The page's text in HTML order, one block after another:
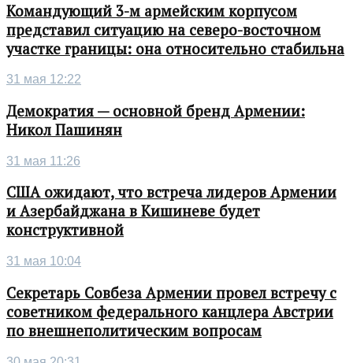
Командующий 3-м армейским корпусом
представил ситуацию на северо-восточном
участке границы: она относительно стабильна
31 мая 12:22
Демократия — основной бренд Армении:
Никол Пашинян
31 мая 11:26
США ожидают, что встреча лидеров Армении
и Азербайджана в Кишиневе будет
конструктивной
31 мая 10:04
Секретарь Совбеза Армении провел встречу с
советником федерального канцлера Австрии
по внешнеполитическим вопросам